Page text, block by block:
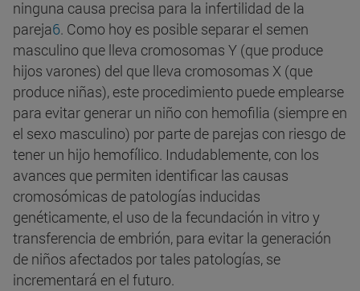
ninguna causa precisa para la infertilidad de la
pareja6. Como hoy es posible separar el semen
masculino que lleva cromosomas Y (que produce
hijos varones) del que lleva cromosomas X (que
produce niñas), este procedimiento puede emplearse
para evitar generar un niño con hemofilia (siempre en
el sexo masculino) por parte de parejas con riesgo de
tener un hijo hemofílico. Indudablemente, con los
avances que permiten identificar las causas
cromosómicas de patologías inducidas
genéticamente, el uso de la fecundación in vitro y
transferencia de embrión, para evitar la generación
de niños afectados por tales patologías, se
incrementará en el futuro.